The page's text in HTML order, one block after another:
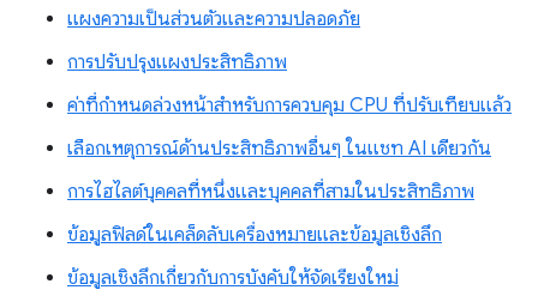
แผงความเป็นส่วนตัวและความปลอดภัย
การปรับปรุงแผงประสิทธิภาพ
ค่าที่กำหนดล่วงหน้าสำหรับการควบคุม CPU ที่ปรับเทียบแล้ว
เลือกเหตุการณ์ด้านประสิทธิภาพอื่นๆ ในแชท AI เดียวกัน
การไฮไลต์บุคคลที่หนึ่งและบุคคลที่สามในประสิทธิภาพ
ข้อมูลฟิลด์ในเคล็ดลับเครื่องหมายและข้อมูลเชิงลึก
ข้อมูลเชิงลึกเกี่ยวกับการบังคับให้จัดเรียงใหม่